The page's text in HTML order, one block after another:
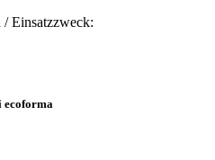
Einsatzzweck:
ecoforma